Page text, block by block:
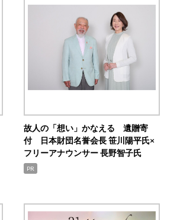
故人の「想い」かなえる 遺贈寄
付 日本財団名誉会長 笹川陽平氏×
フリーアナウンサー 長野智子氏
PR